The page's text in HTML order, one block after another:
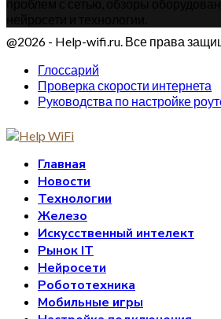
@2026 - Help-wifi.ru. Все права
Глоссарий
Проверка скорости интернета
Руководства по настройке
Главная
Новости
Технологии
Железо
Искусственный интелект
Рынок IT
Нейросети
Робототехника
Мобильные игры